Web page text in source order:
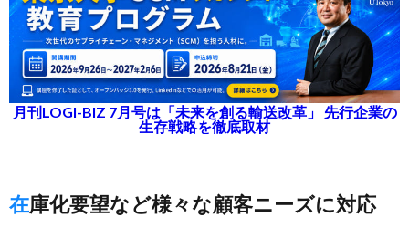
月刊LOGI-BIZ 7月号は「未来を創る輸送改革」 先行企業の
生存戦略を徹底取材
在庫化要望など様々な顧客ニーズに対応